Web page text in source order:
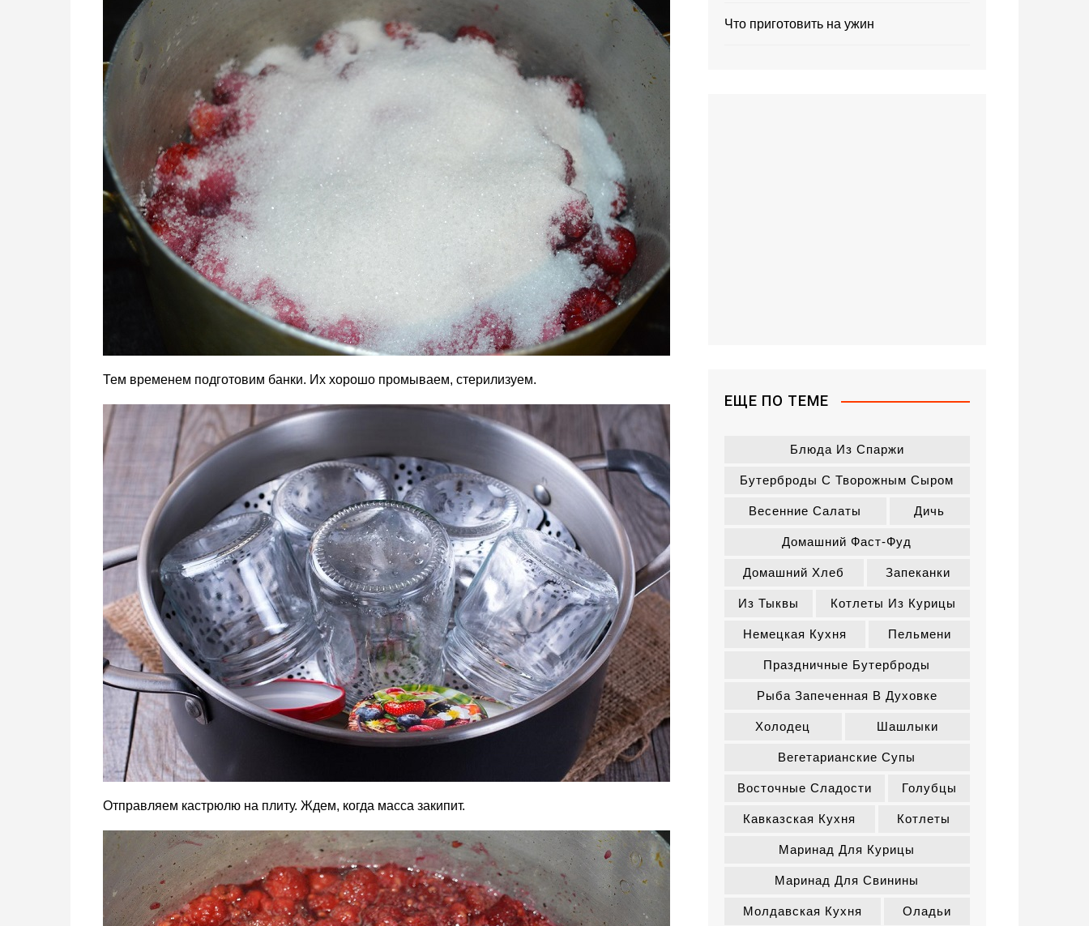
Тем временем подготовим банки. Их хорошо промываем, стерилизуем.
Отправляем кастрюлю на плиту. Ждем, когда масса закипит.
Что приготовить на ужин
ЕЩЕ ПО ТЕМЕ
Блюда Из Спаржи
Бутерброды С Творожным Сыром
Весенние Салаты Дичь
Домашний Фаст-Фуд
Домашний Хлеб Запеканки
Из Тыквы Котлеты Из Курицы
Немецкая Кухня Пельмени
Праздничные Бутерброды
Рыба Запеченная В Духовке
Холодец Шашлыки
Вегетарианские Супы
Восточные Сладости Голубцы
Кавказская Кухня Котлеты
Маринад Для Курицы
Маринад Для Свинины
Молдавская Кухня Оладьи